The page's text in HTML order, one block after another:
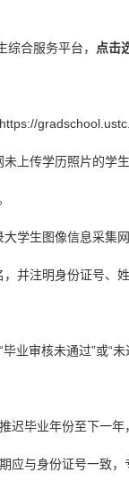
综合服务平台， 点击
上传学历照片的学
学生图像信息采集
并注明身份证号、
毕业审核未通过”或
迟毕业年份至下一
应与身份证号一致